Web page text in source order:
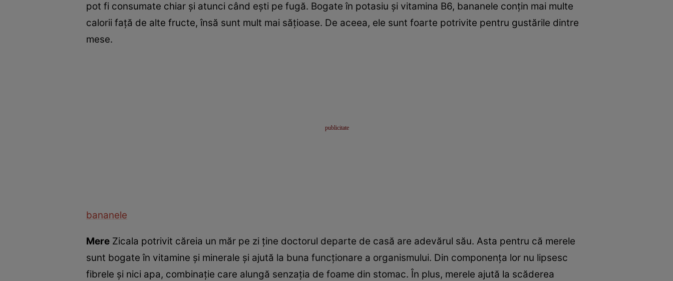
pot fi consumate chiar şi atunci când eşti pe fugă. Bogate în potasiu şi vitamina B6, bananele conţin mai multe
calorii faţă de alte fructe, însă sunt mult mai săţioase. De aceea, ele sunt foarte potrivite pentru gustările dintre
mese.
bananele
Mere Zicala potrivit căreia un măr pe zi ţine doctorul departe de casă are adevărul său. Asta pentru că merele
sunt bogate în vitamine şi minerale şi ajută la buna funcţionare a organismului. Din componenţa lor nu lipsesc
fibrele şi nici apa, combinaţie care alungă senzaţia de foame din stomac. În plus, merele ajută la scăderea